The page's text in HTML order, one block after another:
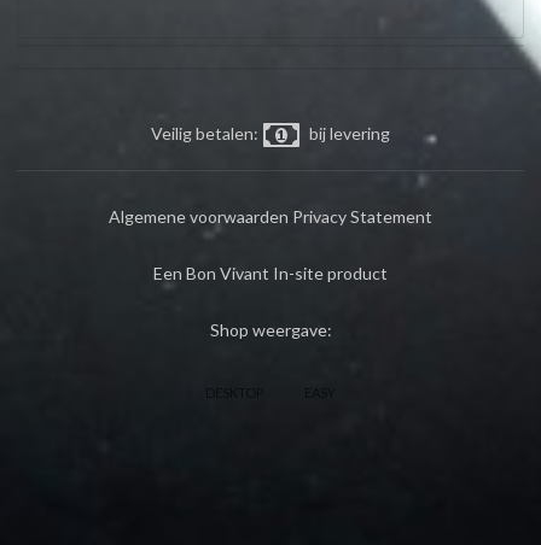
Veilig betalen: bij levering
Algemene voorwaarden Privacy Statement
Een Bon Vivant In-site product
Shop weergave: